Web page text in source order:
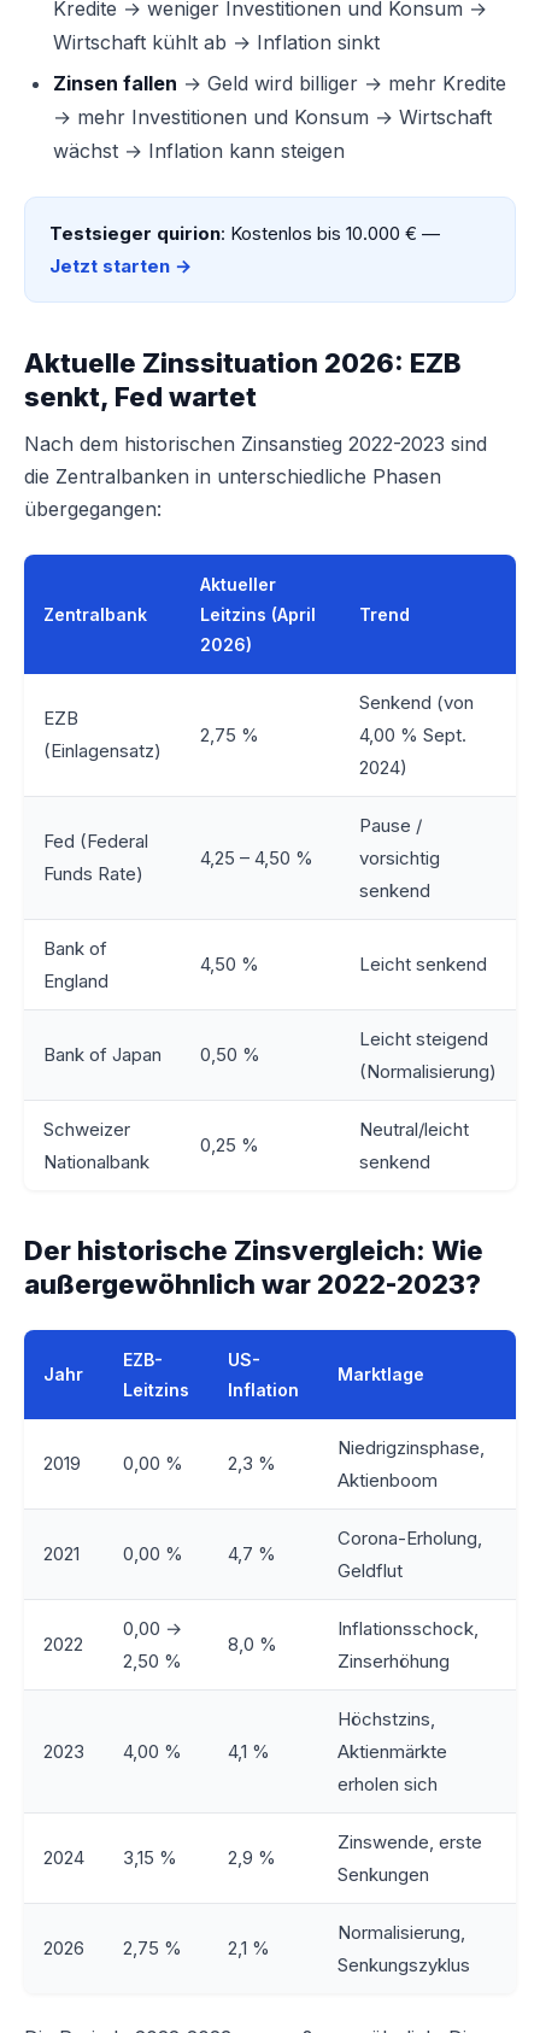
Kredite → weniger Investitionen und Konsum →
Wirtschaft kühlt ab → Inflation sinkt
Zinsen fallen → Geld wird billiger → mehr Kredite
→ mehr Investitionen und Konsum → Wirtschaft
wächst → Inflation kann steigen
Testsieger quirion: Kostenlos bis 10.000 € —
Jetzt starten →
Aktuelle Zinssituation 2026: EZB
senkt, Fed wartet
Nach dem historischen Zinsanstieg 2022-2023 sind
die Zentralbanken in unterschiedliche Phasen
übergegangen:
Zentralbank
Aktueller
Leitzins (April
2026)
Trend
EZB
(Einlagensatz)
2,75 %
Senkend (von
4,00 % Sept.
2024)
Fed (Federal
Funds Rate)
4,25 – 4,50 %
Pause /
vorsichtig
senkend
Bank of
England
4,50 % Leicht senkend
Bank of Japan 0,50 %
Leicht steigend
(Normalisierung)
Schweizer
Nationalbank
0,25 %
Neutral/leicht
senkend
Der historische Zinsvergleich: Wie
außergewöhnlich war 2022-2023?
Jahr
EZB-
Leitzins
US-
Inflation
Marktlage
2019 0,00 % 2,3 %
Niedrigzinsphase,
Aktienboom
2021 0,00 % 4,7 %
Corona-Erholung,
Geldflut
2022
0,00 →
2,50 %
8,0 %
Inflationsschock,
Zinserhöhung
2023 4,00 % 4,1 %
Höchstzins,
Aktienmärkte
erholen sich
2024 3,15 % 2,9 %
Zinswende, erste
Senkungen
2026 2,75 % 2,1 %
Normalisierung,
Senkungszyklus